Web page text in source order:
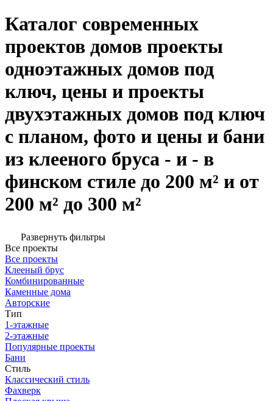
Каталог современных
проектов домов проекты
одноэтажных домов под
ключ, цены и проекты
двухэтажных домов под ключ
с планом, фото и цены и бани
из клееного бруса - и - в
финском стиле до 200 м² и от
200 м² до 300 м²
Развернуть фильтры
Все проекты
Все проекты
Клееный брус
Комбинированные
Каменные дома
Авторские
Тип
1-этажные
2-этажные
Популярные проекты
Бани
Стиль
Классический стиль
Фахверк